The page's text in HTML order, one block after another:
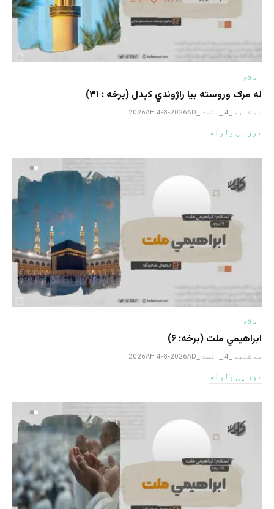
اسلام
له مرګ وروسته بیا راژوندي کېدل (برخه : ۳۱)
سه شنبه _4 _اگست _2026AH 4-8-2026AD
نور یی ولوله
اسلام
ابراهيمي ملت (برخه: ۶)
سه شنبه _4 _اگست _2026AH 4-8-2026AD
نور یی ولوله